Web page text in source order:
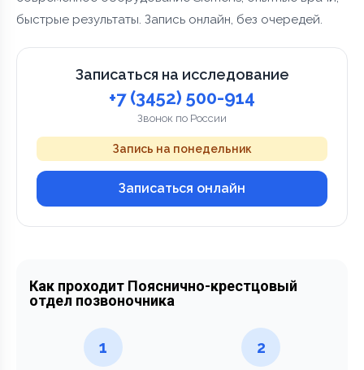
быстрые результаты. Запись онлайн, без очередей.
Записаться на исследование
+7 (3452) 500-914
Звонок по России
Запись на понедельник
Записаться онлайн
Как проходит Пояснично-крестцовый
отдел позвоночника
1 2